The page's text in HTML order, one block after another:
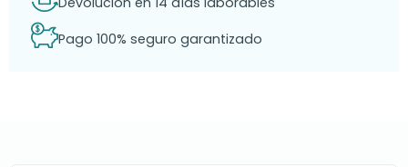
Pago 100% seguro garantizado